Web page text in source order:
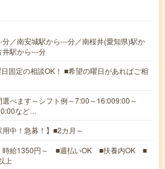
／南安城駅から---分／南桜井(愛知県)駅か
井駅から---分
固定の相談OK！ ■希望の曜日があればご相
べます～シフト例～7:00～16:009:00～
など…
用中！急募！】■2カ月～
時給1350円～ ■週払いOK ■扶養内OK ■
上